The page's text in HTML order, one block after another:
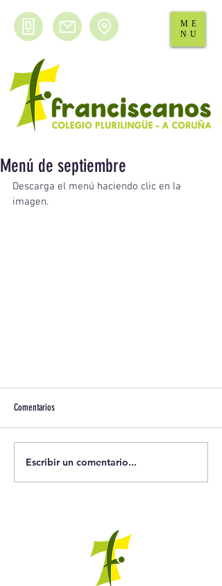
ME
NU
Menú de septiembre
Descarga el menú haciendo clic en la
imagen.
Comentarios
Escribir un comentario...